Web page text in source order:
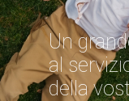
Un
al
della